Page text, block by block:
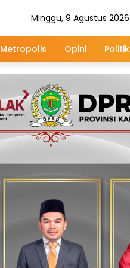
Minggu, 9 Agustus 2026
Metropolis Opini Politik